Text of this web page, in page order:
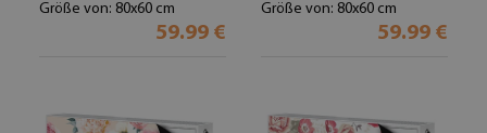
Größe von: 80x60 cm
59.99 €
Größe von: 80x60 cm
59.99 €